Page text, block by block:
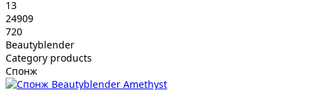
13
24909
720
Beautyblender
Category products
Спонж